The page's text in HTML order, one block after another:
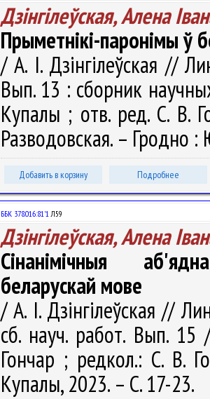
Дзінгілеўская, Алена
Прыметнікі-паронімы ў
/ А. І. Дзінгілеўская //
Вып. 13 : сборник
Купалы ; отв. ред. С. В.
Разводовская. – Гродно
Добавить в корзину Подробнее
ББК 378.016:81'1Л59
Дзінгілеўская, Алена
Сінанімічныя
беларускай мове
/ А. І. Дзінгілеўская //
сб. науч. работ. Вып.
Гончар ; редкол.: С. В.
Купалы, 2023. – С. 17-23.